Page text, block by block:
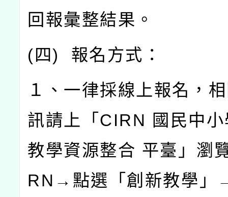
回報彙整結果。
( 四) 報名方式：
１、一律採線上報名，
訊請上「 CIRN 國民中
教學資源整合 平臺」瀏
RN →點選「創新教學」